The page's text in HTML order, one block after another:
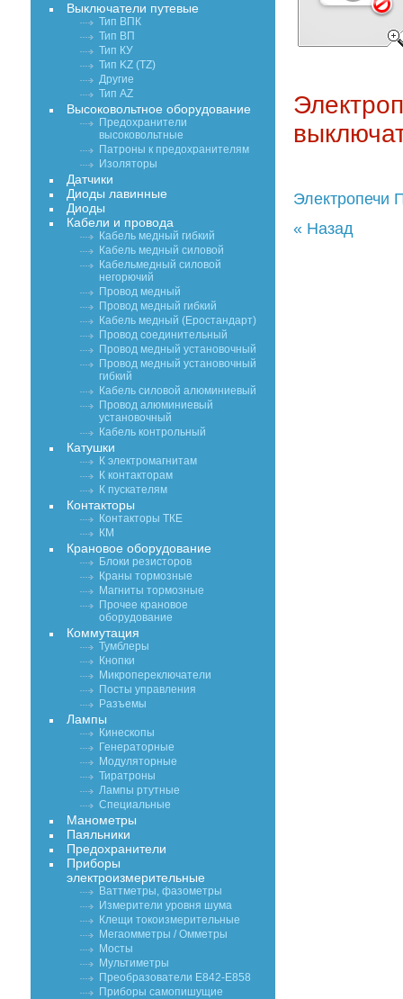
Электропечи
« Назад
Выключатели путевые
Тип ВПК
Тип ВП
Тип КУ
Тип KZ (TZ)
Другие
Тип AZ
Высоковольтное оборудование
Предохранители
высоковольтные
Патроны к предохранителям
Изоляторы
Датчики
Диоды лавинные
Диоды
Кабели и провода
Кабель медный гибкий
Кабель медный силовой
Кабельмедный силовой
негорючий
Провод медный
Провод медный гибкий
Кабель медный (Еростандарт)
Провод соединительный
Провод медный установочный
Провод медный установочный
гибкий
Кабель силовой алюминиевый
Провод алюминиевый
установочный
Кабель контрольный
Катушки
К электромагнитам
К контакторам
К пускателям
Контакторы
Контакторы ТКЕ
КМ
Крановое оборудование
Блоки резисторов
Краны тормозные
Магниты тормозные
Прочее крановое
оборудование
Коммутация
Тумблеры
Кнопки
Микропереключатели
Посты управления
Разъемы
Лампы
Кинескопы
Генераторные
Модуляторные
Тиратроны
Лампы ртутные
Специальные
Манометры
Паяльники
Предохранители
Приборы
электроизмерительные
Ваттметры, фазометры
Измерители уровня шума
Клещи токоизмерительные
Мегаомметры / Омметры
Мосты
Мультиметры
Преобразователи Е842-Е858
Приборы самопишущие